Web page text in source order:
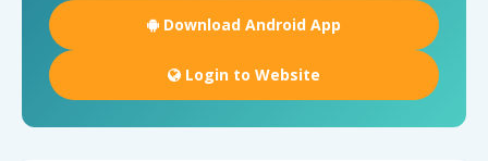
Download Android App
Login to Website